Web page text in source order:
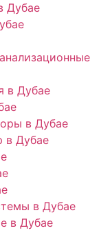
Дубае
в Дубае
в Дубае
в Дубае
в Дубае
в Дубае